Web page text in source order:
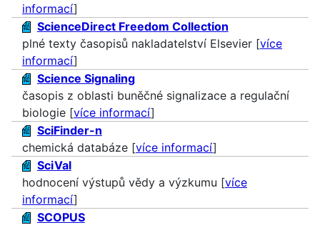
informací]
ScienceDirect Freedom Collection
plné texty časopisů nakladatelství Elsevier [více
informací]
Science Signaling
časopis z oblasti buněčné signalizace a regulační
biologie [více informací]
SciFinder-n
chemická databáze [více informací]
SciVal
hodnocení výstupů vědy a výzkumu [více
informací]
SCOPUS